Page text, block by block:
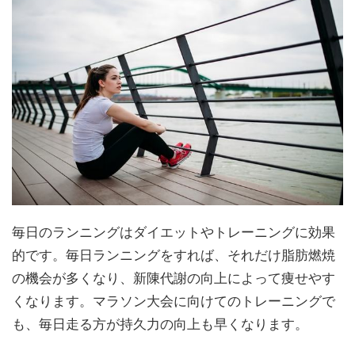
毎日のランニングはダイエットやトレーニングに効果
的です。毎日ランニングをすれば、それだけ脂肪燃焼
の機会が多くなり、新陳代謝の向上によって痩せやす
くなります。マラソン大会に向けてのトレーニングで
も、毎日走る方が持久力の向上も早くなります。